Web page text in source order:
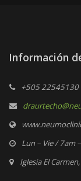
Información
+505 22545130
Lun – Vie / 7am
Iglesia El